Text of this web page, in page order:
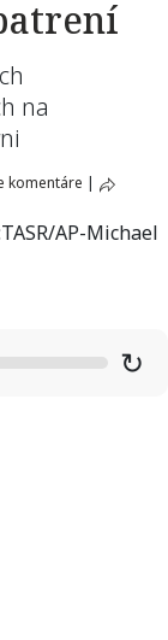
na
komentáre |
AP-Michael
↻